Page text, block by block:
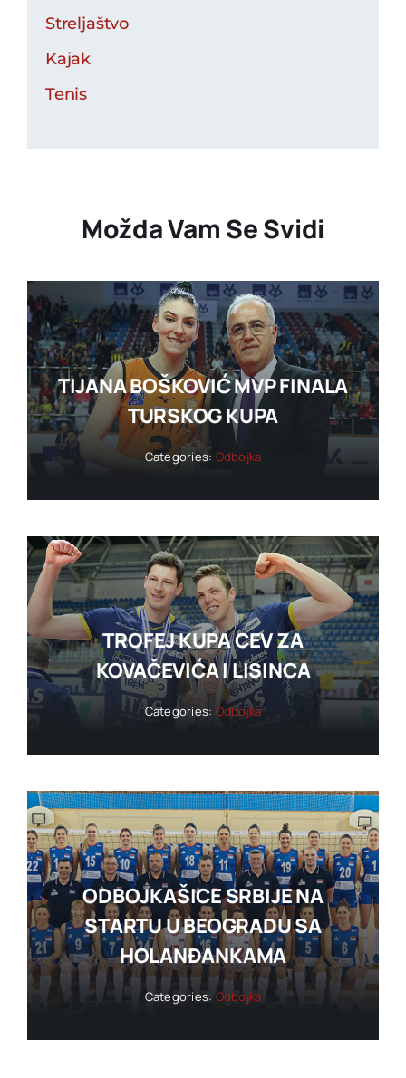
Streljaštvo
Kajak
Tenis
Možda Vam Se Svidi
TIJANA BOŠKOVIĆ MVP FINALA
TURSKOG KUPA
Categories: Odbojka
TROFEJ KUPA CEV ZA
KOVAČEVIĆA I LISINCA
Categories: Odbojka
ODBOJKAŠICE SRBIJE NA
STARTU U BEOGRADU SA
HOLANĐANKAMA
Categories: Odbojka